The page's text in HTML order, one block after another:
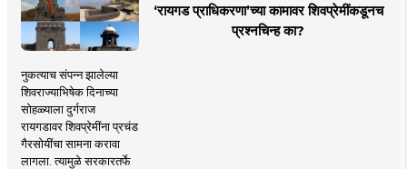
‘रायगड प्राधिकरणा’च्या कामावर शिवप्रेमींकडूनच
प्रश्नचिन्ह का?
नुकत्याच संपन्न झालेल्या
शिवराज्याभिषेक दिनाच्या
सोहळ्याला दुर्गराज
रायगडावर शिवप्रेमींना प्रचंड
गैरसोयींचा सामना करावा
लागला. त्यामुळे सरकारतर्फे